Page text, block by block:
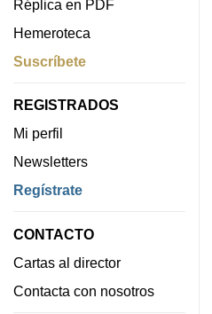
Réplica en PDF
Hemeroteca
Suscríbete
REGISTRADOS
Mi perfil
Newsletters
Regístrate
CONTACTO
Cartas al director
Contacta con nosotros